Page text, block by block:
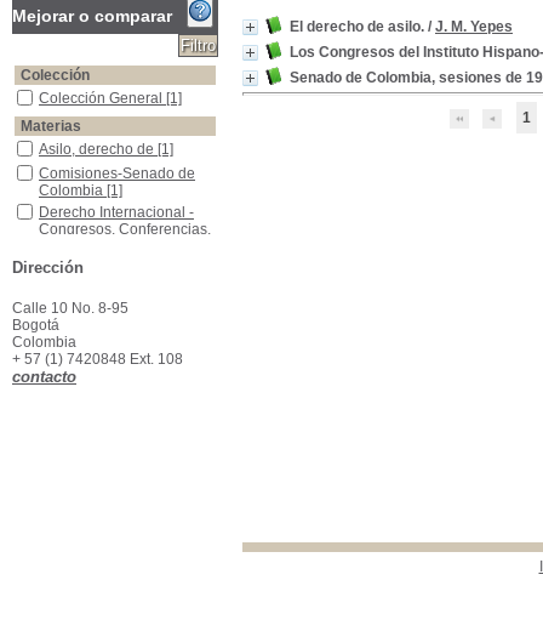
El derecho de asilo. / J. M. Yepes
Los Congresos del Instituto
Senado de Colombia, sesiones de
1
Mejorar o comparar
Colección
Colección General
Colección General [1]
Materias
Asilo, derecho de
Asilo, derecho de [1]
Comisiones-Senado de Colombia
Comisiones-Senado de
Colombia [1]
Derecho Internacional -Congresos, Conferencias, Etc.
Derecho Internacional -
Congresos, Conferencias,
Escuela Nacional de Bellas Artes
Escuela Nacional de
Informes Educativos
Informes Educativos
Dirección
Calle 10 No. 8-95
Bogotá
Colombia
+ 57 (1) 7420848 Ext. 108
contacto